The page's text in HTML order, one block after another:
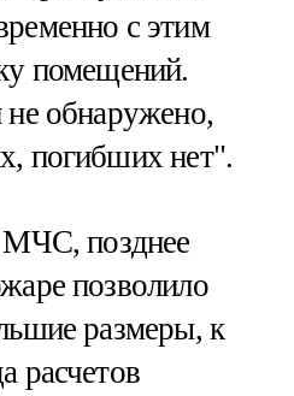
с этим
помещений.
обнаружено,
погибших нет".
МЧС, позднее
позволило
размеры, к
расчетов